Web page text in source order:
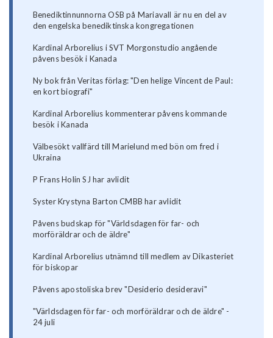
Benediktinnunnorna OSB på Mariavall är nu en del av
den engelska benediktinska kongregationen
Kardinal Arborelius i SVT Morgonstudio angående
påvens besök i Kanada
Ny bok från Veritas förlag: "Den helige Vincent de Paul:
en kort biografi"
Kardinal Arborelius kommenterar påvens kommande
besök i Kanada
Välbesökt vallfärd till Marielund med bön om fred i
Ukraina
P Frans Holin SJ har avlidit
Syster Krystyna Barton CMBB har avlidit
Påvens budskap för "Världsdagen för far- och
morföräldrar och de äldre"
Kardinal Arborelius utnämnd till medlem av Dikasteriet
för biskopar
Påvens apostoliska brev "Desiderio desideravi"
"Världsdagen för far- och morföräldrar och de äldre" -
24 juli